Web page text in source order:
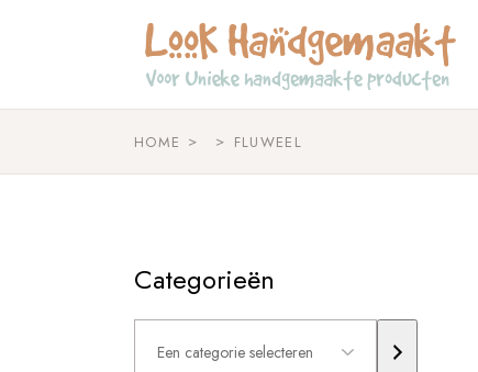
HOME FLUWEEL
Categorieën
Een
categorie
selecteren